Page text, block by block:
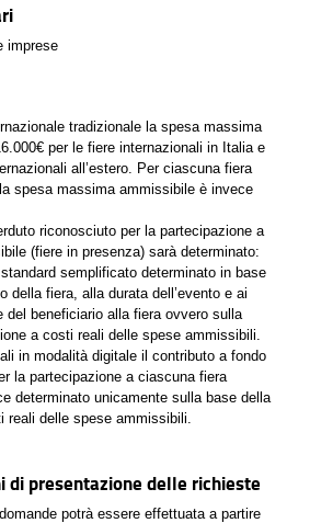
imprese
tradizionale la spesa massima
per le fiere internazionali in Italia e
all’estero. Per ciascuna fiera
spesa massima ammissibile è invece
riconosciuto per la partecipazione a
(fiere in presenza) sarà determinato:
semplificato determinato in base
della fiera, alla durata dell’evento e ai
del beneficiario alla fiera ovvero sulla
a costi reali delle spese ammissibili.
in modalità digitale il contributo a fondo
la partecipazione a ciascuna fiera
determinato unicamente sulla base della
reali delle spese ammissibili.
di presentazione delle richieste
potrà essere effettuata a partire